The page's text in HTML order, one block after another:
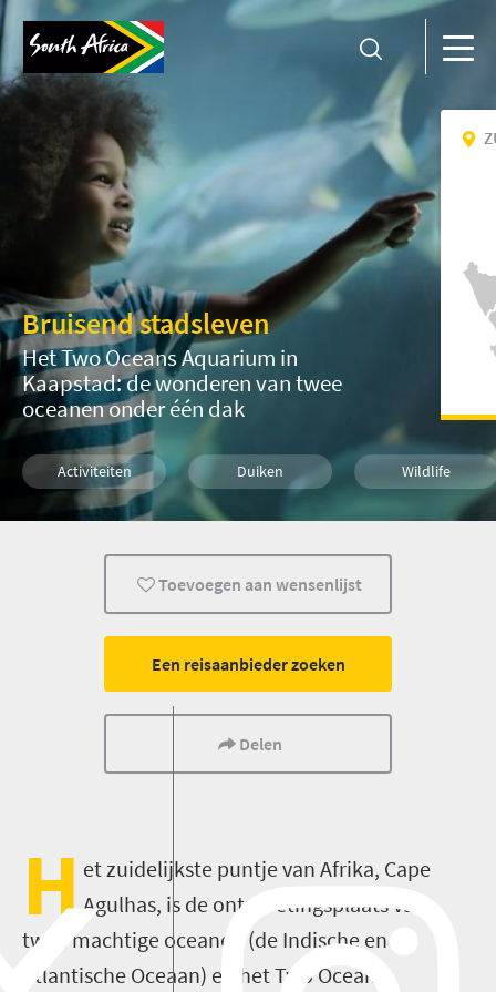
Bruisend stadsleven
Het Two Oceans Aquarium in
Kaapstad: de wonderen van twee
oceanen onder één dak
Activiteiten Duiken Wildlife
Cape Town Kinderen Gezin
Toevoegen aan wensenlijst
Een reisaanbieder zoeken
Delen
H et zuidelijkste puntje van Afrika, Cape
Agulhas, is de ontmoetingsplaats van
twee machtige oceanen (de Indische en de
Atlantische Oceaan) en het Two Oceans